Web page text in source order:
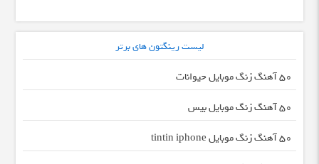
لیست رینگتون های برتر
50 آهنگ زنگ موبایل حیوانات
50 آهنگ زنگ موبایل بیس
50 آهنگ زنگ موبایل tintin iphone